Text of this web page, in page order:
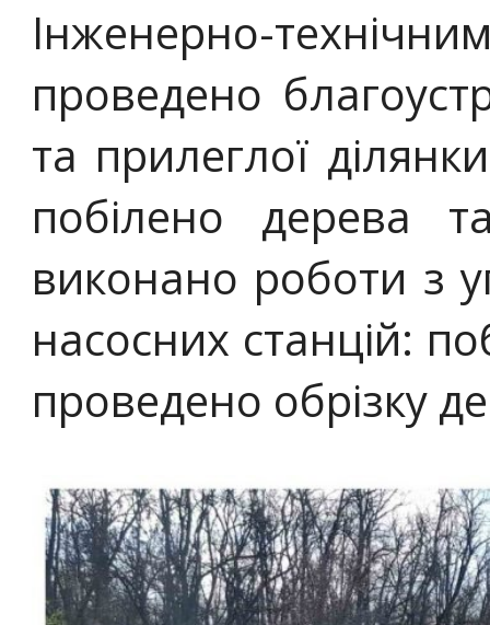
Інженерно-
проведено
та прилеглої
побілено дерева
виконано роботи з
насосних станцій:
проведено обрізку